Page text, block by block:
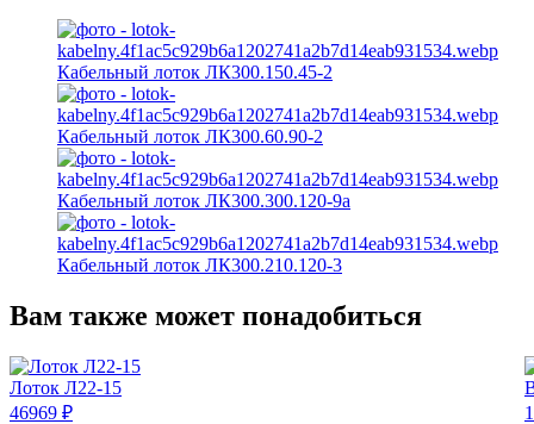
Кабельный лоток ЛК300.150.45-2
Кабельный лоток ЛК300.60.90-2
Кабельный лоток ЛК300.300.120-9а
Кабельный лоток ЛК300.210.120-3
Вам также может понадобиться
Лоток Л22-15
46969 ₽